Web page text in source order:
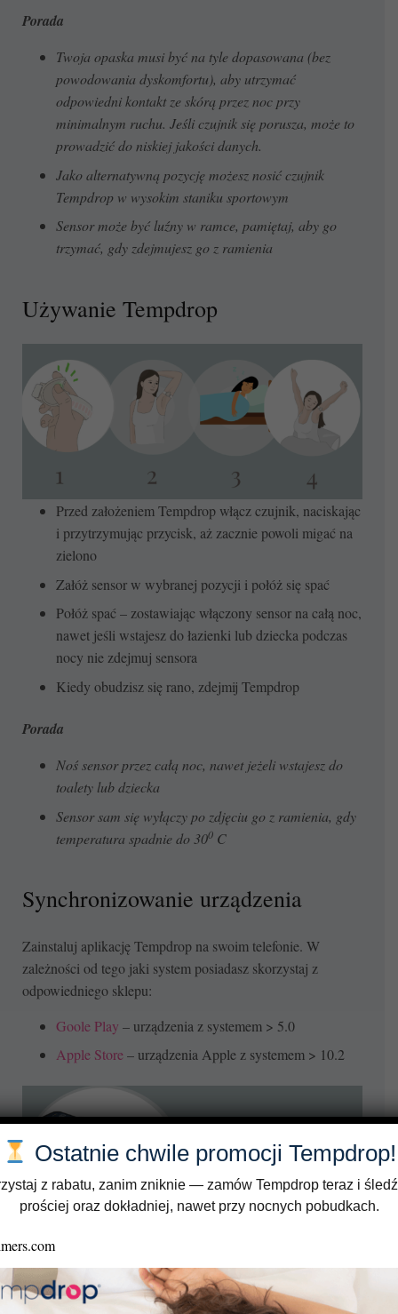
Porada
Twoja opaska musi być na tyle dopasowana (bez
powodowania dyskomfortu), aby utrzymać
odpowiedni kontakt ze skórą przez noc przy
minimalnym ruchu. Jeśli czujnik się porusza, może to
prowadzić do niskiej jakości danych.
Jako alternatywną pozycję możesz nosić czujnik
Tempdrop w wysokim staniku sportowym
Sensor może być luźny w ramce, pamiętaj, aby go
trzymać, gdy zdejmujesz go z ramienia
Używanie Tempdrop
Przed założeniem Tempdrop włącz czujnik, naciskając
i przytrzymując przycisk, aż zacznie powoli migać na
zielono
Załóż sensor w wybranej pozycji i połóż się spać
Połóż spać – zostawiając włączony sensor na całą noc,
nawet jeśli wstajesz do łazienki lub dziecka podczas
nocy nie zdejmuj sensora
Kiedy obudzisz się rano, zdejmij Tempdrop
Porada
Noś sensor przez całą noc, nawet jeżeli wstajesz do
toalety lub dziecka
Sensor sam się wyłączy po zdjęciu go z ramienia, gdy
temperatura spadnie do 300C
Synchronizowanie urządzenia
Zainstaluj aplikację Tempdrop na swoim telefonie. W
zależności od tego jaki system posiadasz skorzystaj z
odpowiedniego sklepu:
Goole Play – urządzenia z systemem > 5.0
Apple Store– urządzenia Apple z systemem > 10.2
Ostatnie chwile promocji Tempdrop!
z rabatu, zanim zniknie — zamów Tempdrop teraz i
prościej oraz dokładniej, nawet przy nocnych pobudkach.